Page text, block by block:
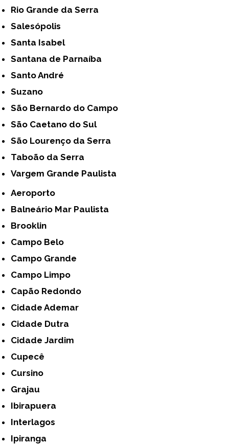
Rio Grande da Serra
Salesópolis
Santa Isabel
Santana de Parnaíba
Santo André
Suzano
São Bernardo do Campo
São Caetano do Sul
São Lourenço da Serra
Taboão da Serra
Vargem Grande Paulista
Aeroporto
Balneário Mar Paulista
Brooklin
Campo Belo
Campo Grande
Campo Limpo
Capão Redondo
Cidade Ademar
Cidade Dutra
Cidade Jardim
Cupecê
Cursino
Grajau
Ibirapuera
Interlagos
Ipiranga